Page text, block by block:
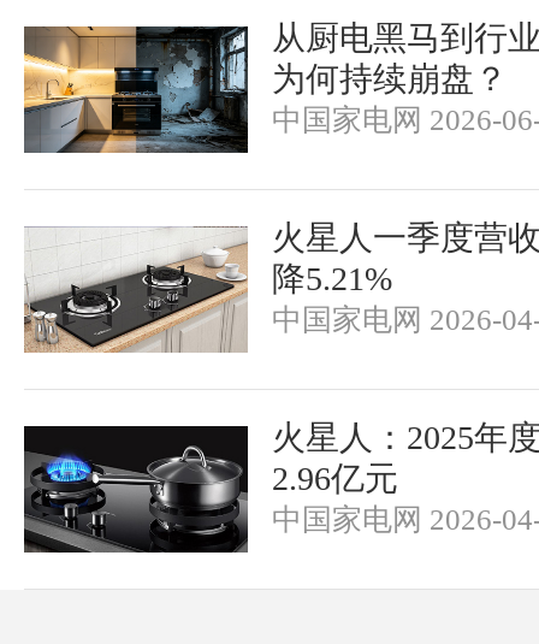
从厨电黑马到行
为何持续崩盘？
中国家电网 2026-
火星人一季度营
降5.21%
中国家电网 2026-
火星人：2025年
2.96亿元
中国家电网 2026-